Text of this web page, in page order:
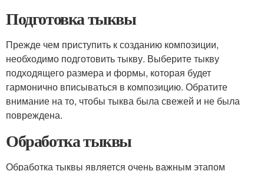
Подготовка тыквы
Прежде чем приступить к созданию композиции,
необходимо подготовить тыкву. Выберите тыкву
подходящего размера и формы, которая будет
гармонично вписываться в композицию. Обратите
внимание на то, чтобы тыква была свежей и не была
повреждена.
Обработка тыквы
Обработка тыквы является очень важным этапом